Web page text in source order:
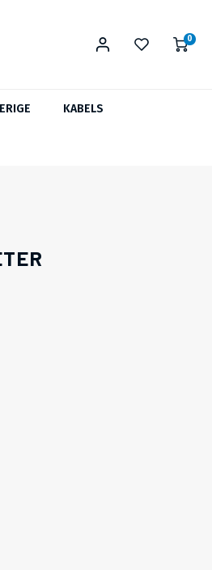
0
KABELS